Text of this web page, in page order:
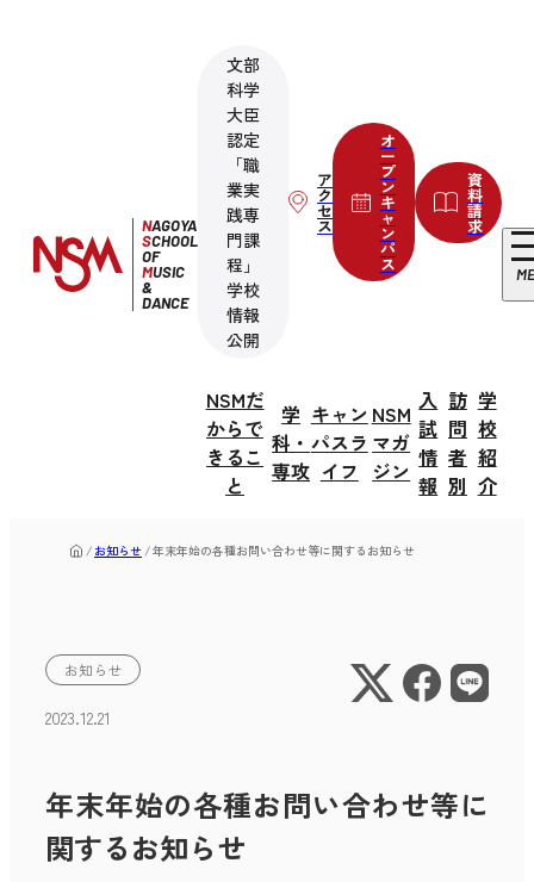
NAGOYA
SCHOOL
OF
MUSIC
&
DANCE
文部
科学
大臣
認定
「職
業実
践専
門課
程」
学校
情報
公開
ア
ク
セ
ス
オ
ー
プ
ン
キ
ャ
ン
パ
ス
資
料
請
求
NSMだ
からで
きるこ
と
学
科・
専攻
キャン
パスラ
イフ
NSM
マガ
ジン
入
試
情
報
訪
問
者
別
学
校
紹
介
お知らせ 年末年始の各種お問い合わせ等に関するお知らせ
お知らせ
2023.12.21
年末年始の各種お問い合わせ等に
関するお知らせ